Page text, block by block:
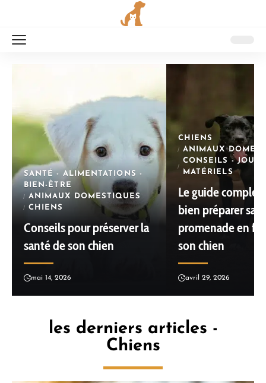
SANTÉ - ALIMENTATIONS -
BIEN-ÊTRE
ANIMAUX DOMESTIQUES
CHIENS
Conseils pour préserver la
santé de son chien
mai 14, 2026
CHIENS
ANIMAUX
CONSEILS -
MATÉRIELS
Le guide complet
bien préparer sa
promenade en
son chien
avril 29, 2026
les derniers articles -
Chiens